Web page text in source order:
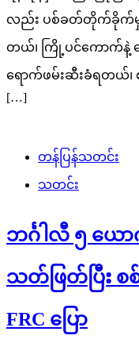
လည်း ပစ်ခတ်တိုက်ခိုက်မှု
တယ်၊ ကြို့ပင်ကောက်နဲ့ က
ရောက်ဖမ်းဆီးခံရတယ်၊ စ
[…]
တန်ပြန်သတင်း
သတင်း
ဘင်္ဂါလီ ၅ ယေ
သတ်ဖြတ်ပြီး
FRC ပြော